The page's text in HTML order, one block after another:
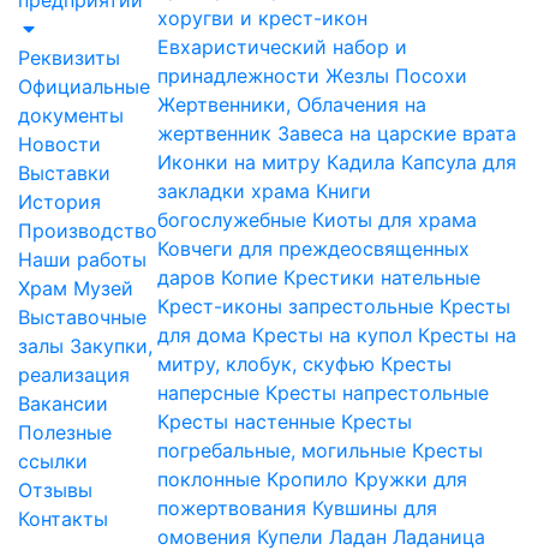
Реквизиты
Официальные
документы
Новости
Выставки
История
Производство
Наши работы
Храм Музей
Выставочные
залы Закупки,
реализация
Вакансии
Полезные
ссылки
Отзывы
Контакты
хоругви и крест-икон
Евхаристический набор и
принадлежности Жезлы Посохи
Жертвенники, Облачения на
жертвенник Завеса на царские врата
Иконки на митру Кадила Капсула для
закладки храма Книги
богослужебные Киоты для храма
Ковчеги для преждеосвященных
даров Копие Крестики нательные
Крест-иконы запрестольные Кресты
для дома Кресты на купол Кресты на
митру, клобук, скуфью Кресты
наперсные Кресты напрестольные
Кресты настенные Кресты
погребальные, могильные Кресты
поклонные Кропило Кружки для
пожертвования Кувшины для
омовения Купели Ладан Ладаница